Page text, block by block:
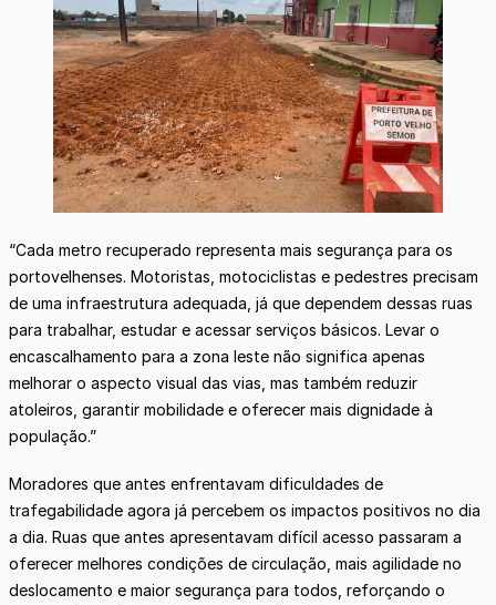
“Cada metro recuperado representa mais segurança para os
portovelhenses. Motoristas, motociclistas e pedestres precisam
de uma infraestrutura adequada, já que dependem dessas ruas
para trabalhar, estudar e acessar serviços básicos. Levar o
encascalhamento para a zona leste não significa apenas
melhorar o aspecto visual das vias, mas também reduzir
atoleiros, garantir mobilidade e oferecer mais dignidade à
população.”
Moradores que antes enfrentavam dificuldades de
trafegabilidade agora já percebem os impactos positivos no dia
a dia. Ruas que antes apresentavam difícil acesso passaram a
oferecer melhores condições de circulação, mais agilidade no
deslocamento e maior segurança para todos, reforçando o